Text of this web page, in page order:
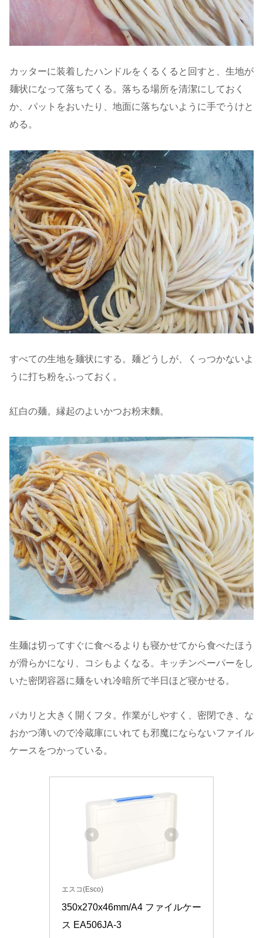
カッターに装着したハンドルをくるくると回すと、生地が
麺状になって落ちてくる。落ちる場所を清潔にしておく
か、パットをおいたり、地面に落ちないように手でうけと
める。
すべての生地を麺状にする。麺どうしが、くっつかないよ
うに打ち粉をふっておく。
紅白の麺。縁起のよいかつお粉末麵。
生麺は切ってすぐに食べるよりも寝かせてから食べたほう
が滑らかになり、コシもよくなる。キッチンペーパーをし
いた密閉容器に麺をいれ冷暗所で半日ほど寝かせる。
パカリと大きく開くフタ。作業がしやすく、密閉でき、な
おかつ薄いので冷蔵庫にいれても邪魔にならないファイル
ケースをつかっている。
エスコ(Esco)
350x270x46mm/A4 ファイルケー
ス EA506JA-3